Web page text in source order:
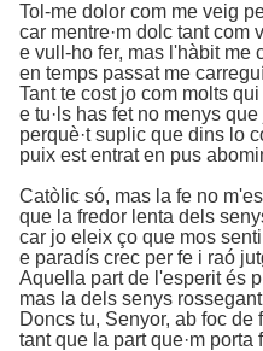
Tol-me dolor com me veig
car mentre·m dolc tant com
e vull-ho fer, mas l'hàbit me
en temps passat me
Tant te cost jo com molts qui
e tu·ls has fet no menys que
perquè·t suplic que dins lo
puix est entrat en pus
Catòlic só, mas la fe no
que la fredor lenta dels
car jo eleix ço que mos
e paradís crec per fe i raó
Aquella part de l'esperit és
mas la dels senys
Doncs tu, Senyor, ab foc de
tant que la part que·m porta